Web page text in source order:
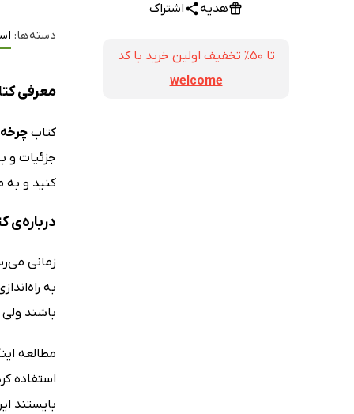
هدیه اشتراک
تا ۵۰٪ تخفیف اولین خرید با کد
welcome
دسته‌ها:
معرفی
کتاب
جزئیات و
کنید و به
زمانی
به
باشند
مطالعه
استفاده
بایستند